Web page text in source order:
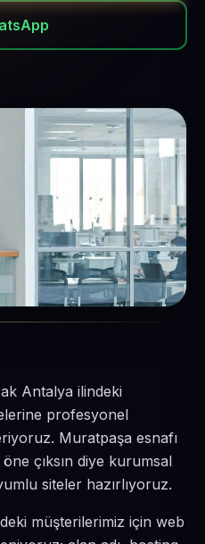
Antalya ilindeki
profesyonel
Muratpaşa esnafı
çıksın diye kurumsal
siteler hazırlıyoruz.
müşterilerimiz için web